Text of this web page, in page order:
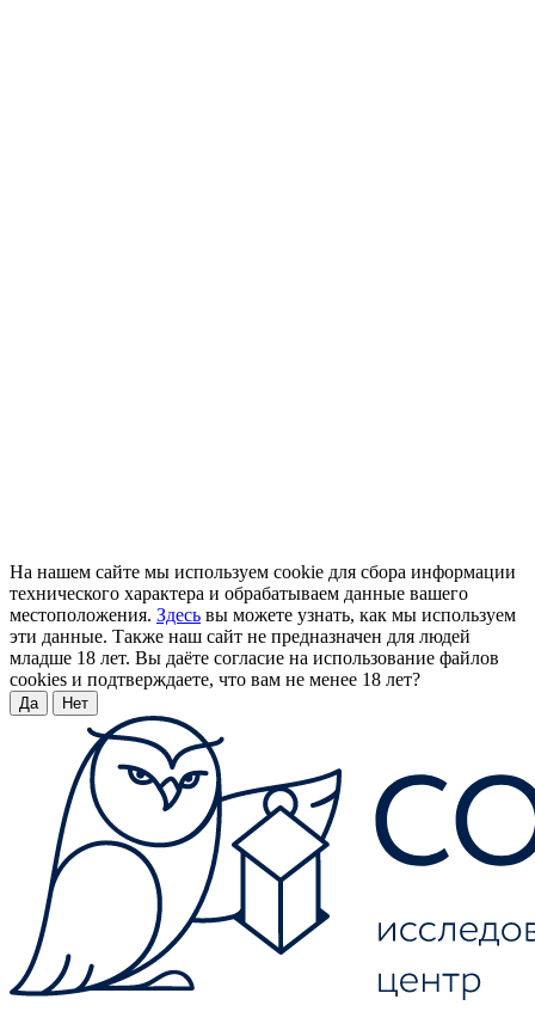
На нашем сайте мы используем cookie для сбора информации
технического характера и обрабатываем данные вашего
местоположения. Здесь вы можете узнать, как мы используем
эти данные. Также наш сайт не предназначен для людей
младше 18 лет. Вы даёте согласие на использование файлов
cookies и подтверждаете, что вам не менее 18 лет?
Да Нет